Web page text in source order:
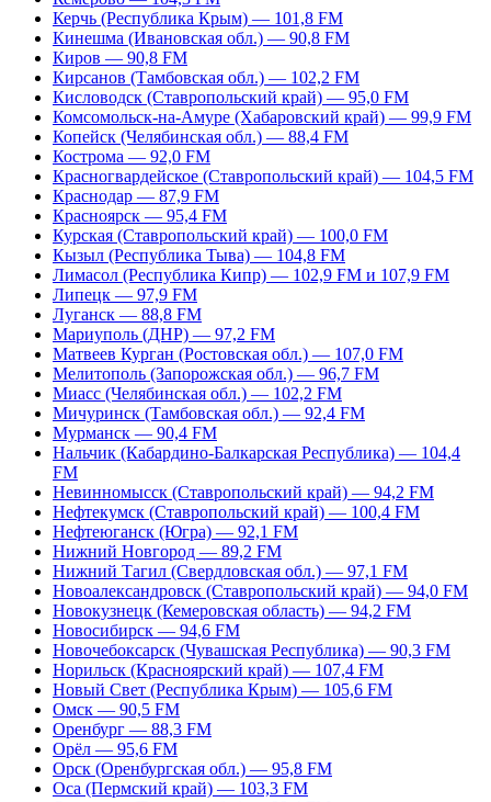
Керчь (Республика Крым) — 101,8 FM
Кинешма (Ивановская обл.) — 90,8 FM
Киров — 90,8 FM
Кирсанов (Тамбовская обл.) — 102,2 FM
Кисловодск (Ставропольский край) — 95,0 FM
Комсомольск-на-Амуре (Хабаровский край) — 99,9 FM
Копейск (Челябинская обл.) — 88,4 FM
Кострома — 92,0 FM
Красногвардейское (Ставропольский край) — 104,5 FM
Краснодар — 87,9 FM
Красноярск — 95,4 FM
Курская (Ставропольский край) — 100,0 FM
Кызыл (Республика Тыва) — 104,8 FM
Лимасол (Республика Кипр) — 102,9 FM и 107,9 FM
Липецк — 97,9 FM
Луганск — 88,8 FM
Мариуполь (ДНР) — 97,2 FM
Матвеев Курган (Ростовская обл.) — 107,0 FM
Мелитополь (Запорожская обл.) — 96,7 FM
Миасс (Челябинская обл.) — 102,2 FM
Мичуринск (Тамбовская обл.) — 92,4 FM
Мурманск — 90,4 FM
Нальчик (Кабардино-Балкарская Республика) — 104,4
FM
Невинномысск (Ставропольский край) — 94,2 FM
Нефтекумск (Ставропольский край) — 100,4 FM
Нефтеюганск (Югра) — 92,1 FM
Нижний Новгород — 89,2 FM
Нижний Тагил (Свердловская обл.) — 97,1 FM
Новоалександровск (Ставропольский край) — 94,0 FM
Новокузнецк (Кемеровская область) — 94,2 FM
Новосибирск — 94,6 FM
Новочебоксарск (Чувашская Республика) — 90,3 FM
Норильск (Красноярский край) — 107,4 FM
Новый Свет (Республика Крым) — 105,6 FM
Омск — 90,5 FM
Оренбург — 88,3 FM
Орёл — 95,6 FM
Орск (Оренбургская обл.) — 95,8 FM
Оса (Пермский край) — 103,3 FM